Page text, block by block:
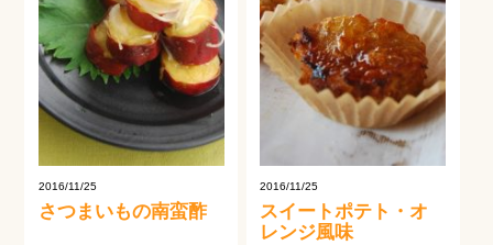
2016/11/25
さつまいもの南蛮酢
2016/11/25
スイートポテト・オ
レンジ風味